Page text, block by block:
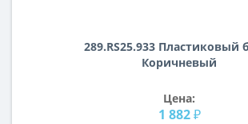
289.RS25.933 Пластиковый
Коричневый
Цена:
1 882 ₽